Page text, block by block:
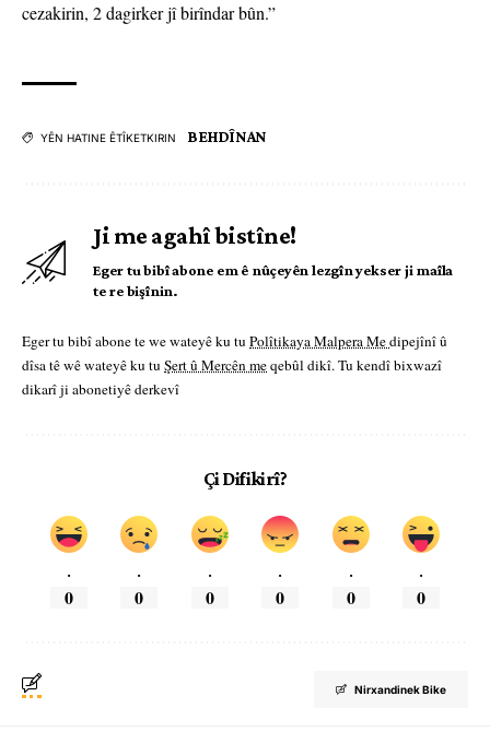
cezakirin, 2 dagirker jî birîndar bûn.”
YÊN HATINE ÊTÎKETKIRIN BEHDÎNAN
Ji me agahî bistîne!
Eger tu bibî abone em ê nûçeyên lezgîn yekser ji maîla
te re bişînin.
Eger tu bibî abone te we wateyê ku tu Polîtikaya Malpera Medipejînî û
dîsa tê wê wateyê ku tu Şert û Mercên meqebûl dikî. Tu kendî bixwazî
dikarî ji abonetiyê derkevî
Çi Difikirî?
.
0
.
0
.
0
.
0
.
0
.
0
Nirxandinek Bike